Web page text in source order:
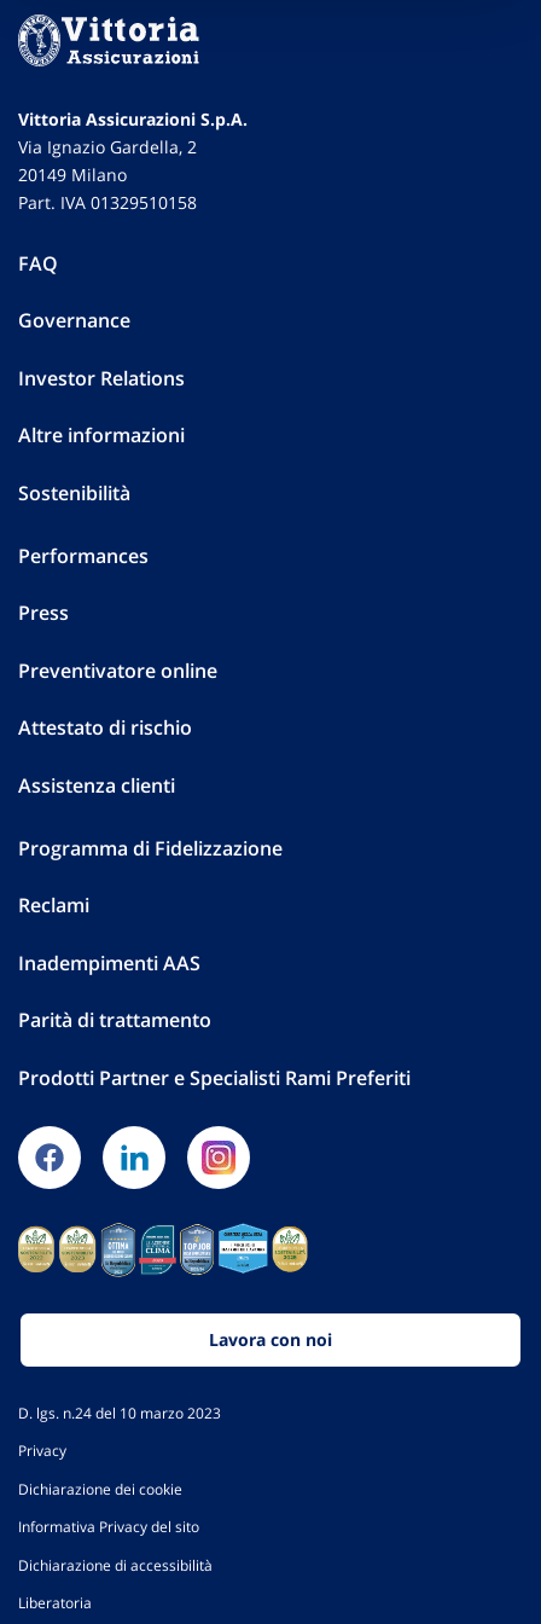
Vittoria Assicurazioni S.p.A.
Via Ignazio Gardella, 2
20149 Milano
Part. IVA 01329510158
FAQ
Governance
Investor Relations
Altre informazioni
Sostenibilità
Performances
Press
Preventivatore online
Attestato di rischio
Assistenza clienti
Programma di Fidelizzazione
Reclami
Inadempimenti AAS
Parità di trattamento
Prodotti Partner e Specialisti Rami Preferiti
Lavora con noi
D. lgs. n.24 del 10 marzo 2023
Privacy
Dichiarazione dei cookie
Informativa Privacy del sito
Dichiarazione di accessibilità
Liberatoria